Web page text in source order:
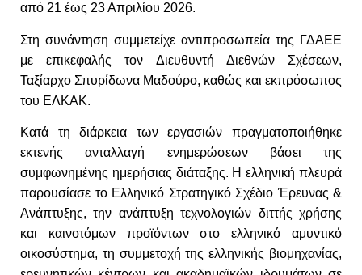
από 21 έως 23 Απριλίου 2026.
Στη συνάντηση συμμετείχε αντιπροσωπεία της ΓΔΑΕΕ
με επικεφαλής τον Διευθυντή Διεθνών Σχέσεων,
Ταξίαρχο Σπυρίδωνα Μαδούρο, καθώς και εκπρόσωπος
του ΕΛΚΑΚ.
Κατά τη διάρκεια των εργασιών πραγματοποιήθηκε
εκτενής ανταλλαγή ενημερώσεων βάσει της
συμφωνημένης ημερήσιας διάταξης. Η ελληνική πλευρά
παρουσίασε το Ελληνικό Στρατηγικό Σχέδιο Έρευνας &
Ανάπτυξης, την ανάπτυξη τεχνολογιών διττής χρήσης
και καινοτόμων προϊόντων στο ελληνικό αμυντικό
οικοσύστημα, τη συμμετοχή της ελληνικής βιομηχανίας,